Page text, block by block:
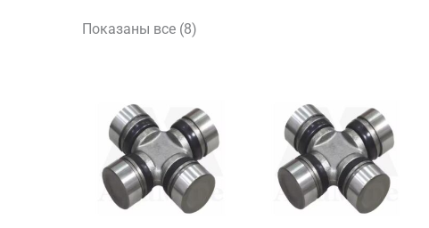
Показаны все (8)